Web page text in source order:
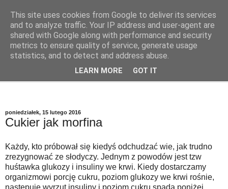
Szkodliwe Jedzenie
Szkodliwe substancje w codziennej żywności
poniedziałek, 15 lutego 2016
Cukier jak morfina
Każdy, kto próbował się kiedyś odchudzać wie, jak trudno
zrezygnować ze słodyczy. Jednym z powodów jest tzw
huśtawka glukozy i insuliny we krwi. Kiedy dostarczamy
organizmowi porcję cukru, poziom glukozy we krwi rośnie,
następuje wyrzut insuliny i poziom cukru spada poniżej
This site uses cookies from Google to deliver its services
and to analyze traffic. Your IP address and user-agent are
shared with Google along with performance and security
metrics to ensure quality of service, generate usage
statistics, and to detect and address abuse.
LEARN MORE GOT IT